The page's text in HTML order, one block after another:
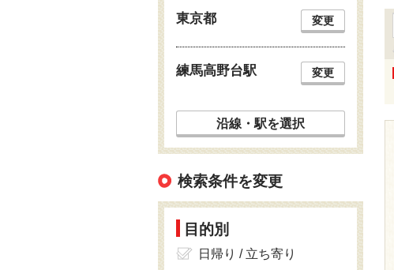
東京都 変更
練馬高野台駅 変更
沿線・駅を選択
検索条件を変更
目的別
日帰り / 立ち寄り